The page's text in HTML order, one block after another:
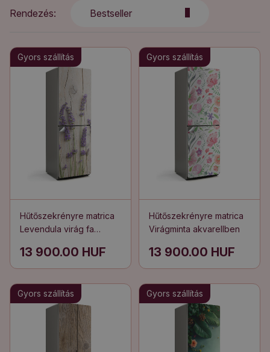
Rendezés:
Bestseller
Gyors szállítás
Hűtőszekrényre matrica
Levendula virág fa
13 900.00 HUF
Gyors szállítás
Hűtőszekrényre matrica
Virágminta akvarellben
13 900.00 HUF
Gyors szállítás Gyors szállítás